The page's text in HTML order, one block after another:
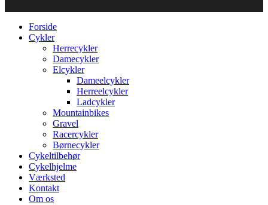
Forside
Cykler
Herrecykler
Damecykler
Elcykler
Dameelcykler
Herreelcykler
Ladcykler
Mountainbikes
Gravel
Racercykler
Børnecykler
Cykeltilbehør
Cykelhjelme
Værksted
Kontakt
Om os